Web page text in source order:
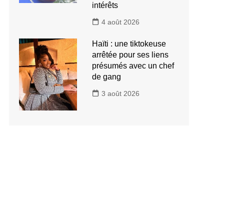
intérêts
4 août 2026
Haïti : une tiktokeuse
arrêtée pour ses liens
présumés avec un chef
de gang
3 août 2026